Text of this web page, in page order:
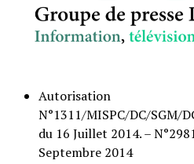
Autorisation
N°1311/MISPC/DC/SGM/
du 16 Juillet 2014. –
Septembre 2014